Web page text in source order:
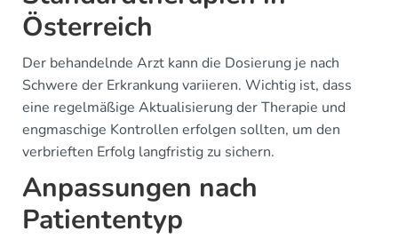
Österreich
Der behandelnde Arzt kann die Dosierung je nach
Schwere der Erkrankung variieren. Wichtig ist, dass
eine regelmäßige Aktualisierung der Therapie und
engmaschige Kontrollen erfolgen sollten, um den
verbrieften Erfolg langfristig zu sichern.
Anpassungen nach
Patiententyp